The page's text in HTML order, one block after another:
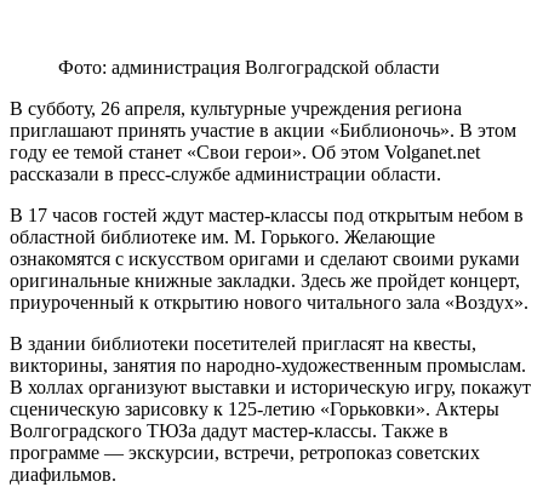
Фото: администрация Волгоградской области
В субботу, 26 апреля, культурные учреждения региона
приглашают принять участие в акции «Библионочь». В этом
году ее темой станет «Свои герои». Об этом Volganet.net
рассказали в пресс-службе администрации области.
В 17 часов гостей ждут мастер-классы под открытым небом в
областной библиотеке им. М. Горького. Желающие
ознакомятся с искусством оригами и сделают своими руками
оригинальные книжные закладки. Здесь же пройдет концерт,
приуроченный к открытию нового читального зала «Воздух».
В здании библиотеки посетителей пригласят на квесты,
викторины, занятия по народно-художественным промыслам.
В холлах организуют выставки и историческую игру, покажут
сценическую зарисовку к 125-летию «Горьковки». Актеры
Волгоградского ТЮЗа дадут мастер-классы. Также в
программе — экскурсии, встречи, ретропоказ советских
диафильмов.